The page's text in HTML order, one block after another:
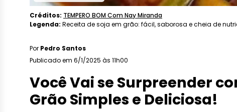
Créditos: TEMPERO BOM Com Nay Miranda
Legenda: Receita de soja em grão: fácil, saborosa e cheia de
Por Pedro Santos
Publicado em 6/1/2025 às 11h00
Você Vai se Surpreender
Grão Simples e Deliciosa!